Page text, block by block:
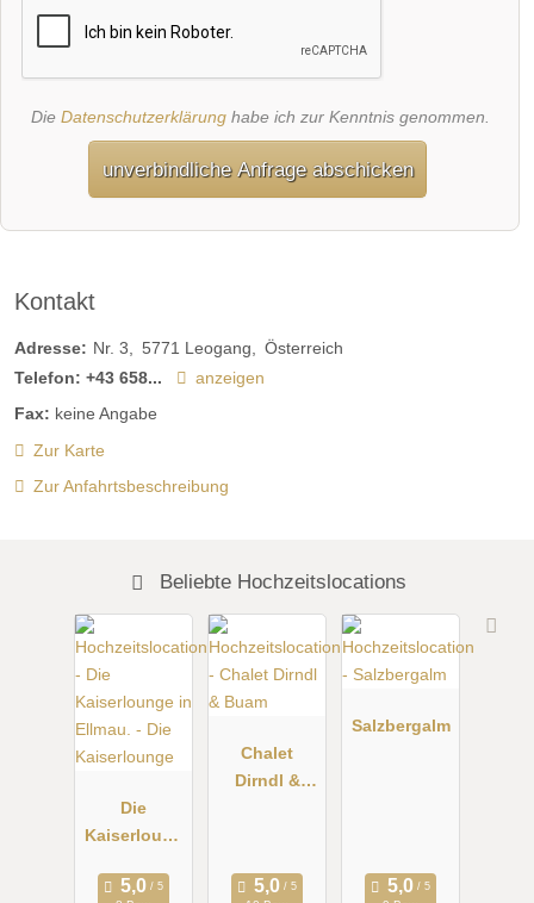
Die Datenschutzerklärunghabe ich zur Kenntnis genommen.
unverbindliche Anfrage abschicken
Kontakt
Adresse: Nr. 3 5771 Leogang
Österreich
Telefon: +43 658...
anzeigen
Fax: keine Angabe
Zur Karte
Zur Anfahrtsbeschreibung
Beliebte Hochzeitslocations
Die
Kaiserloung
Chalet
Dirndl &
Salzbergalm